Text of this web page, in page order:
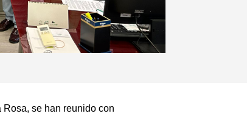
se han reunido con